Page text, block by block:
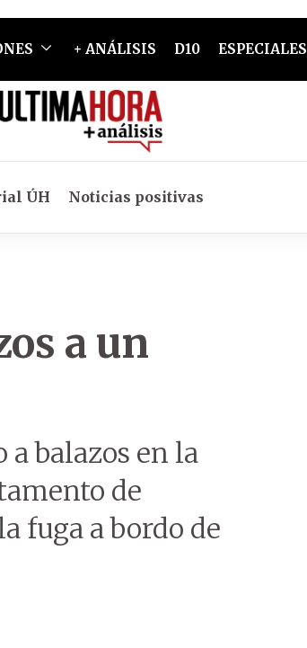
+ ANÁLISIS D10 ESPECIALES
ÚH Noticias positivas
a un
balazos en la
de
fuga a bordo de